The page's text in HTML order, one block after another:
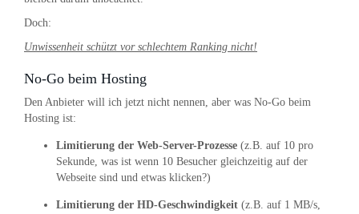
Doch:
Unwissenheit schützt vor schlechtem Ranking nicht!
No-Go beim Hosting
Den Anbieter will ich jetzt nicht nennen, aber was No-Go beim
Hosting ist:
Limitierung der Web-Server-Prozesse (z.B. auf 10 pro
Sekunde, was ist wenn 10 Besucher gleichzeitig auf der
Webseite sind und etwas klicken?)
Limitierung der HD-Geschwindigkeit (z.B. auf 1 MB/s,